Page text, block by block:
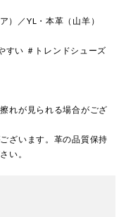
）／YL・本革（山羊）
すい ＃トレンドシューズ
れが見られる場合がござ
ざいます。革の品質保持
い。